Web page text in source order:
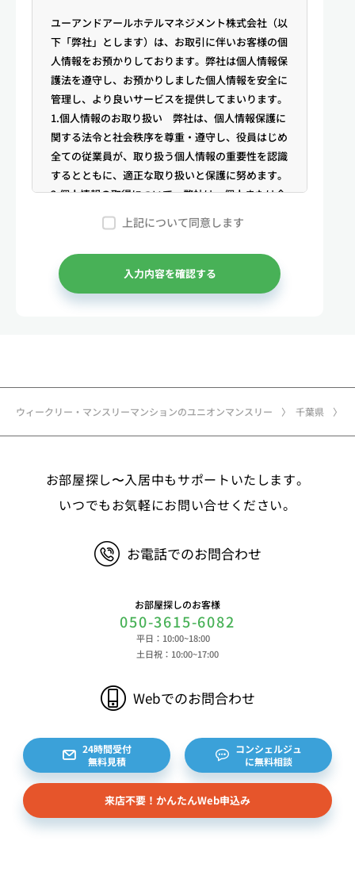
ウィークリー・マンスリーマンションのユニオンマンスリー 千葉県
ユーアンドアールホテルマネジメント株式会社（以
下「弊社」とします）は、お取引に伴いお客様の個
人情報をお預かりしております。弊社は個人情報保
護法を遵守し、お預かりしました個人情報を安全に
管理し、より良いサービスを提供してまいります。
1.個人情報のお取り扱い 弊社は、個人情報保護に
関する法令と社会秩序を尊重・遵守し、役員はじめ
全ての従業員が、取り扱う個人情報の重要性を認識
するとともに、適正な取り扱いと保護に努めます。
2.個人情報の取得について 弊社は、個人または企
業からの電話・メール等のお問合せや公開情報（登
記簿謄本、電話帳、インターネット掲載情報等）な
どから適法かつ公正な手段により個人情報を取得い
たします。
3.弊社が保有する個人情報 （1）マンスリー物件
メールアドレス、アカウントのIDおよびパスワー
等 ③決済に関する情報 クレジットカードに関す
ービスのご利用に際して取得する情報 端末識別
子、広告識別子、IPアドレス、クッキーデータおよ
閲覧時刻、リファラー情報ならびにクッキーIDや広
対するお問い合わせ・ご連絡等に関する情報等 ま
た、お客様の個人情報は、弊社のデータベースシス
テムに登録されます。登録されるお客様の個人情報
積書等をもとに登録されます。 （2）弊社と賃貸
借契約を締結している不動産所有者様および所有者
約等のお問合せをいただいた個人または企業、イン
ターネット上の不動産オーナーサイト等からの査定
依頼者、 公開情報などから取得した不動産所有者
様（以下総称して「オーナー様」といいます）の個
人情報を取得します。取得する個人情報は、上記
上記について同意します
入力内容を確認する
お部屋探し〜入居中もサポートいたします。
いつでもお気軽にお問い合せください。
お電話でのお問合わせ
お部屋探しのお客様
050-3615-6082
平日：10:00~18:00
土日祝：10:00~17:00
Webでのお問合わせ
24時間受付
無料見積
コンシェルジュ
に無料相談
来店不要！かんたんWeb申込み